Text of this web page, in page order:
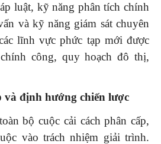
luật, kỹ năng phân tích chính
và kỹ năng giám sát chuyên
lĩnh vực phức tạp mới được
công, quy hoạch đô thị,
và định hướng chiến lược
bộ cuộc cải cách phân cấp,
vào trách nhiệm giải trình.